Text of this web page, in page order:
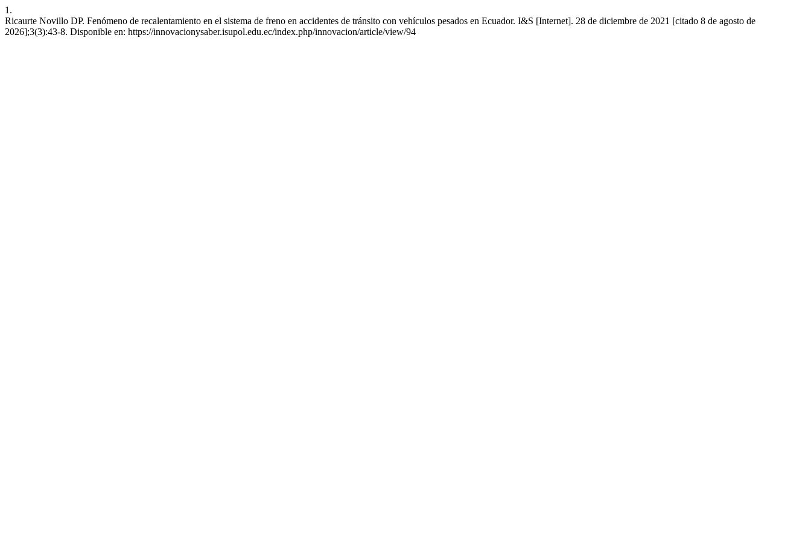
1.
Ricaurte Novillo DP. Fenómeno de recalentamiento en el sistema de freno en accidentes de tránsito con vehículos pesados en Ecuador. I&S [Internet]. 28 de diciembre de 2021 [citado 8 de agosto de
2026];3(3):43-8. Disponible en: https://innovacionysaber.isupol.edu.ec/index.php/innovacion/article/view/94